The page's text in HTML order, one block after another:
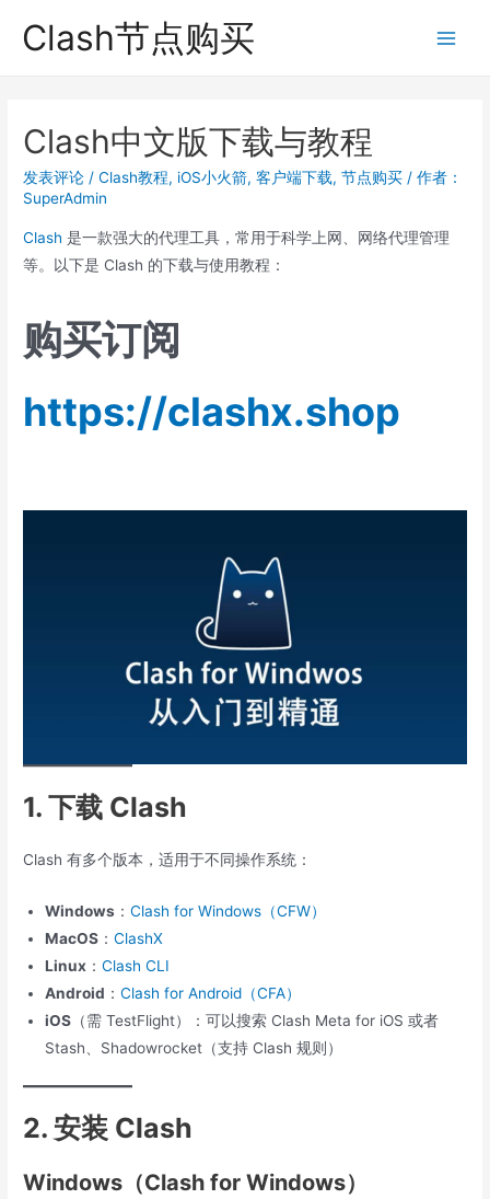
Clash节点购买
Clash中文版下载与教程
发表评论 /Clash教程, iOS小火箭,客户端下载,节点购买 / 作者：
SuperAdmin
Clash 是一款强大的代理工具，常用于科学上网、网络代理管理
等。以下是 Clash 的下载与使用教程：
购买订阅
https://clashx.shop
1. 下载 Clash
Clash 有多个版本，适用于不同操作系统：
Windows ：Clash for Windows（CFW）
MacOS ：ClashX
Linux ：Clash CLI
Android ：Clash for Android（CFA）
iOS （需 TestFlight）：可以搜索 Clash Meta for iOS 或者
Stash、Shadowrocket（支持 Clash 规则）
2. 安装 Clash
Windows（Clash for Windows）